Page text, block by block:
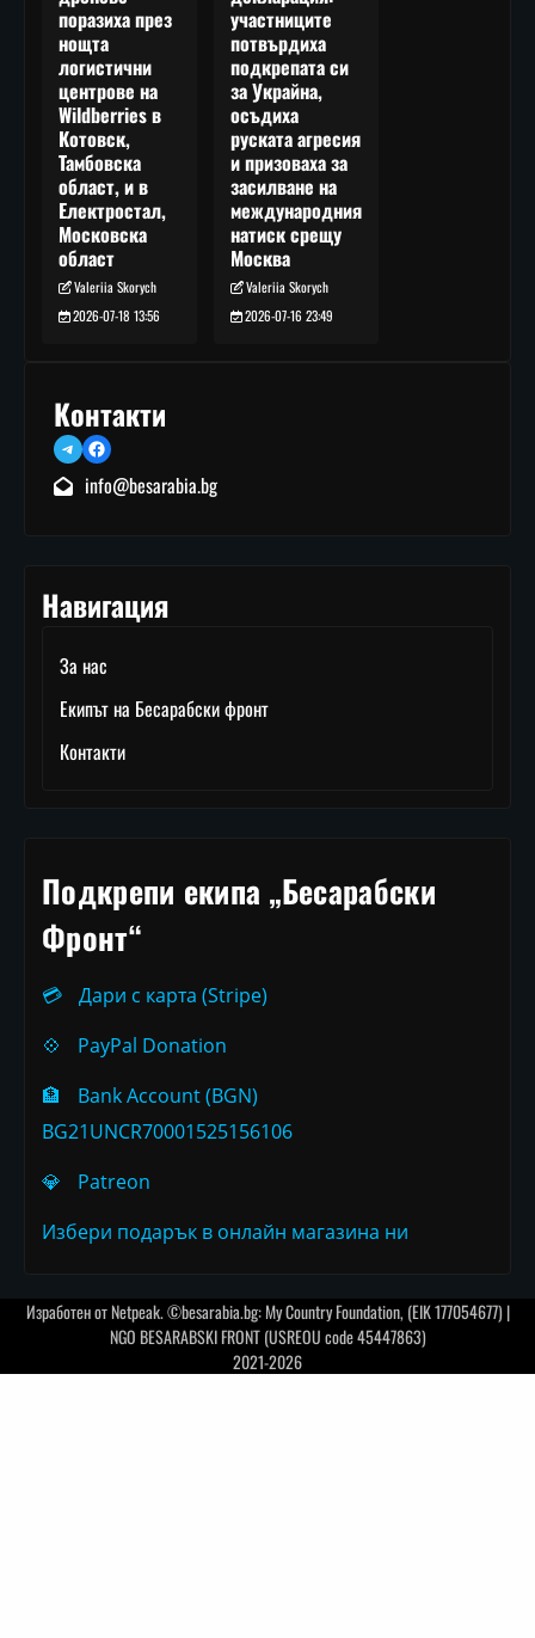
поразиха през
нощта
логистични
центрове на
Wildberries в
Котовск,
Тамбовска
област, и в
Електростал,
Московска
област
Valeriia Skorych
2026-07-18 13:56
участниците
потвърдиха
подкрепата си
за Украйна,
осъдиха
руската агресия
и призоваха за
засилване на
международния
натиск срещу
Москва
Valeriia Skorych
2026-07-16 23:49
Контакти
TelegramFacebook
info@besarabia.bg
Навигация
За нас
Екипът на Бесарабски фронт
Контакти
Подкрепи екипа „Бесарабски
Фронт“
💳
Дари с карта (Stripe)
💠
PayPal Donation
🏦
Bank Account (BGN)
BG21UNCR70001525156106
💎
Patreon
Избери подарък в онлайн магазина ни
Изработен отNetpeak. ©besarabia.bg: My Country Foundation, (EIK 177054677) |
NGO BESARABSKI FRONT (USREOU code 45447863)
2021-2026